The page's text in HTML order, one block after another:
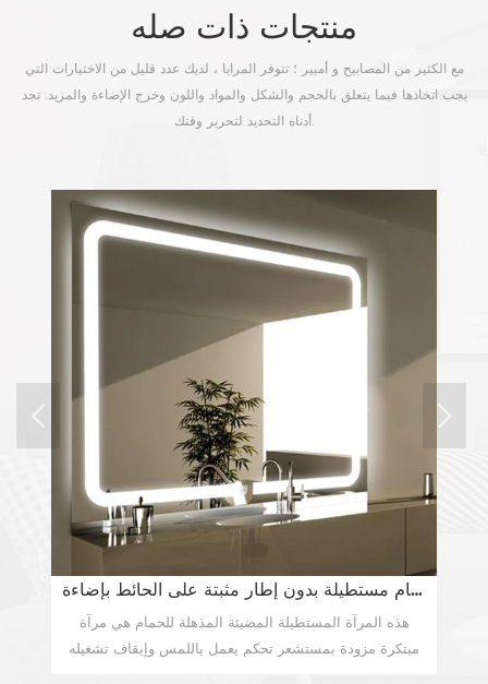
منتجات ذات صله
مع الكثير من المصابيح و أمبير ؛ تتوفر المرايا ، لديك عدد قليل من الاختيارات التي
يجب اتخاذها فيما يتعلق بالحجم والشكل والمواد واللون وخرج الإضاءة والمزيد. تجد
أدناه التحديد لتحرير وقتك.
مرآة حمام مستطيلة بدون إطار مثبتة على الحائط بإضاءة LED
هذه المرآة المستطيلة المضيئة المذهلة للحمام هي مرآة
مبتكرة مزودة بمستشعر تحكم يعمل باللمس وإيقاف تشغيله